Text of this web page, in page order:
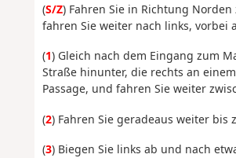
(S/Z) Fahren Sie in Richtung
fahren Sie weiter nach links, vorbei
(1) Gleich nach dem Eingang zum
Straße hinunter, die rechts an
Passage, und fahren Sie weiter
(2) Fahren Sie geradeaus weiter bis
(3) Biegen Sie links ab und nach